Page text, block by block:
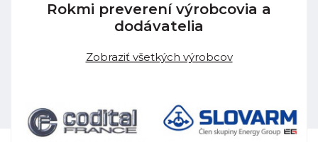
Rokmi preverení výrobcovia a
dodávatelia
Zobraziť všetkých výrobcov